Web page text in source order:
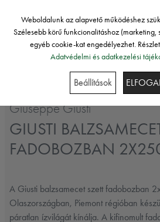
Giuseppe Giusti
GIUSTI
FADOBOZBAN
A Giusti balzsamecet szett fadobozban
Olaszországban, Piemont régióban
páratlan ízvilágát kínálja. A kifinomult
Weboldalunk az alapvető működéshez
Szélesebb körű funkcionalitáshoz (marketing,
egyéb cookie-kat engedélyezhet.
Adatvédelmi és adatkezelési
Beállítások